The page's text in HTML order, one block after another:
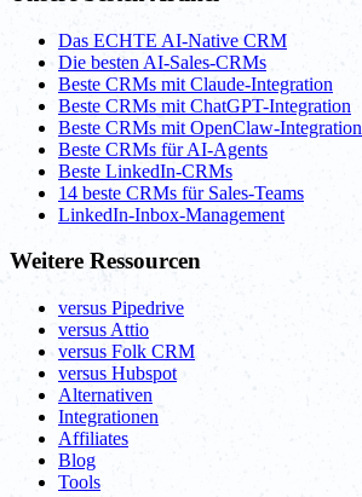
Das ECHTE AI-Native CRM
Die besten AI-Sales-CRMs
Beste CRMs mit Claude-Integration
Beste CRMs mit ChatGPT-Integration
Beste CRMs mit OpenClaw-Integration
Beste CRMs für AI-Agents
Beste LinkedIn-CRMs
14 beste CRMs für Sales-Teams
LinkedIn-Inbox-Management
Weitere Ressourcen
versus Pipedrive
versus Attio
versus Folk CRM
versus Hubspot
Alternativen
Integrationen
Affiliates
Blog
Tools